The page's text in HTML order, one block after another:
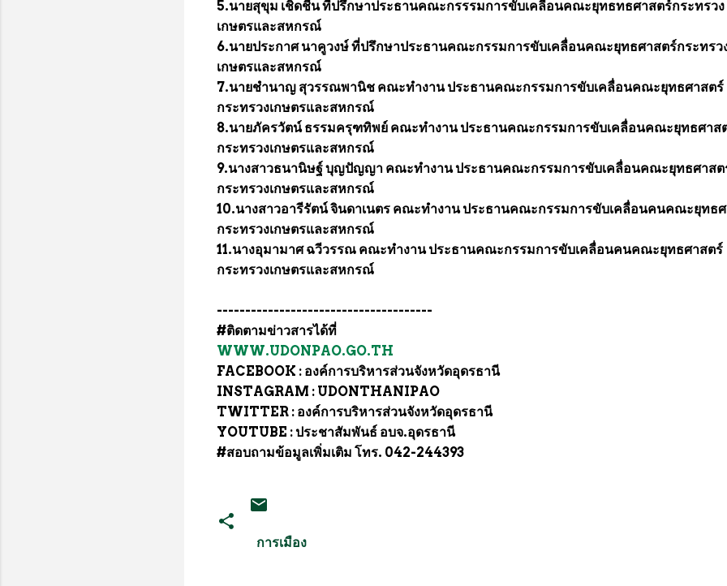
5.นายสุขุม เชิดชื่น ที่ปรึกษาประธานคณะกรรรมการขับเคลื่อนคณะยุทธทธศาสตร์กระทรวง
เกษตรและสหกรณ์
6.นายประกาศ นาคูวงษ์ ที่ปรึกษาประธานคณะกรรมการขับเคลื่อนคณะยุทธศาสตร์กระทรว
เกษตรและสหกรณ์
7.นายชำนาญ สุวรรณพานิช คณะทำงาน ประธานคณะกรรมการขับเคลื่อนคณะยุทธศาสตร์
กระทรวงเกษตรและสหกรณ์
8.นายภัครวัตน์ ธรรมครุฑทิพย์ คณะทำงาน ประธานคณะกรรมการขับเคลื่อนคณะยุทธศาส
กระทรวงเกษตรและสหกรณ์
9.นางสาวธนานิษฐ์ บุญปัญญา คณะทำงาน ประธานคณะกรรมการขับเคลื่อนคณะยุทธศาสต
กระทรวงเกษตรและสหกรณ์
10.นางสาวอารีรัตน์ จินดาเนตร คณะทำงาน ประธานคณะกรรมการขับเคลื่อนคนคณะยุทธ
กระทรวงเกษตรและสหกรณ์
11.นางอุมามาศ ฉวีวรรณ คณะทำงาน ประธานคณะกรรมการขับเคลื่อนคนคณะยุทธศาสตร์
กระทรวงเกษตรและสหกรณ์
--------------------------------------
#ติดตามข่าวสารได้ที่
WWW.UDONPAO.GO.TH
FACEBOOK : องค์การบริหารส่วนจังหวัดอุดรธานี
INSTAGRAM : UDONTHANIPAO
TWITTER : องค์การบริหารส่วนจังหวัดอุดรธานี
YOUTUBE : ประชาสัมพันธ์ อบจ.อุดรธานี
#สอบถามข้อมูลเพิ่มเติม โทร. 042-244393
การเมือง